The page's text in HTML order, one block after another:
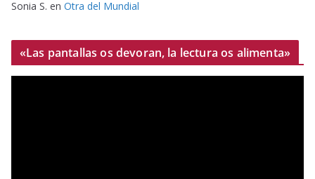
Sonia S. en Otra del Mundial
«Las pantallas os devoran, la lectura os alimenta»